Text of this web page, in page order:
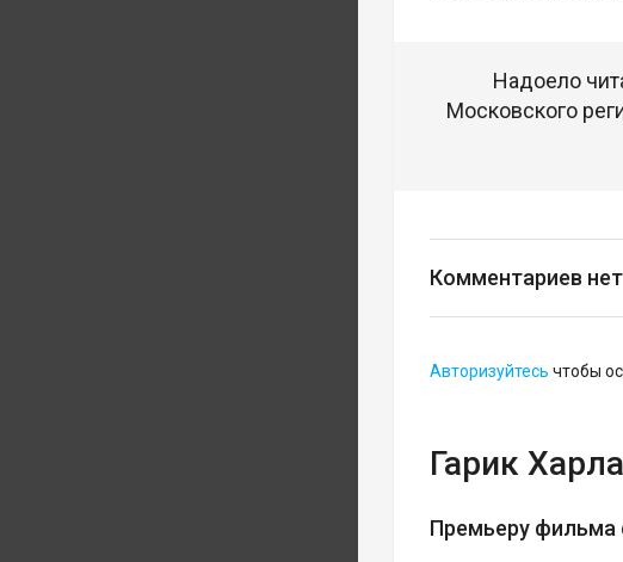
Надоело
Московского
Комментариев нет
Авторизуйтесь чтобы
Гарик
Премьеру фильма